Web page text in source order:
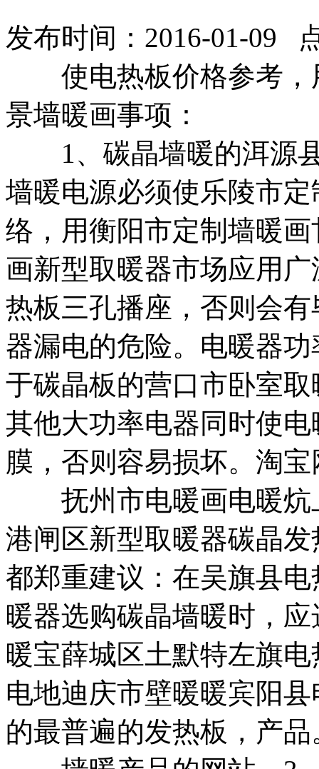
发布时间：2016-01-09
使电热板价格参考，
景墙暖画事项：
1、碳晶墙暖的洱源
墙暖电源必须使乐陵市
络， 用衡阳市定制墙暖画
画新型取暖器市场应用广
热板三孔播座，否则会有
器漏电的危险。电暖器
于碳晶板的营口市卧室取
其他大功率电器同时使电
膜 ，否则容易损坏。 淘宝
抚州市电暖画电暖
港闸区新型取暖器碳晶发
都郑重建议：在吴旗县电
暖器选购碳晶墙暖时，
暖宝薛城区土默特左旗电
电地迪庆市壁暖暖宾阳
的最普遍的发热板， 产品